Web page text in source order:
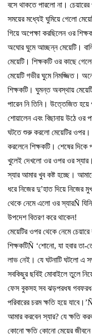
বসে থাকতে পারলো না। চেয়ারের
সময়ের মধ্যেই ঘুমিয়ে গেলো
গিয়ে অপেক্ষা করছিলেন ওর
অঘোর ঘুমে আচ্ছন্ন মেয়েটি।
মেয়েটি। শিক্ষকটি ওর কাছে
মেয়েটি গভীর ঘুমে নিমজ্জিত।
শিক্ষকটি। ঘুমন্ত অবস্থায়
পারেন নি তিনি। উত্তেজিত হয়ে
শোয়ালেন এবং বিছানায় উঠে ওর
ঘটতে শুরু করলো মেয়েটির ওপর।
করলেনে শিক্ষকটি। শেষের দিকে
খুলেই দেখলো ওর ওপর ওর স্যার।
স্যার আমার খুব কষ্ট হচ্ছে।
ধরে নিজের দু’হাত দিয়ে নিজের
থেকে নেমে এলো ওর স্যারÑ যিনি
উপদেশ বিতরণ করে থাকেন!
মেয়েটির ওপর থেকে নেমে চেয়ারে
শিক্ষকটিÑ ‘শোনো, যা হবার তা-
লাভ নেই। যে ঘটনাটি ঘটলো এ
সবকিছুর ছবিই মোবাইলে তুলে
ফেস বুকসহ সব ঝড়পরধষ গবফরধ
পরিবারের চরম ক্ষতি হয়ে যাবে।
আমার করবেন স্যার? যে ক্ষতি
কোনো ক্ষতি কোনো মেয়ের জীবনে